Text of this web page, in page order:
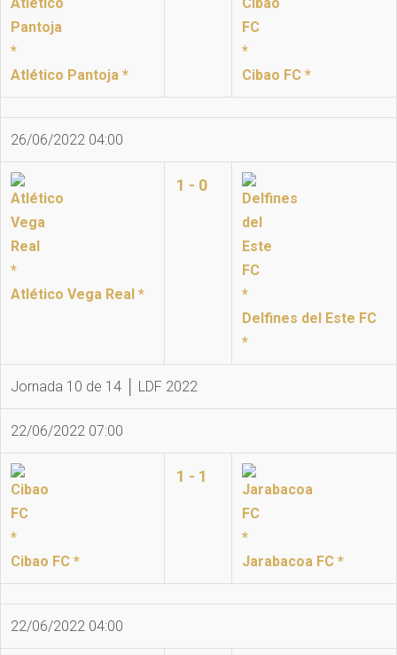
Atlético Pantoja * Cibao FC *
26/06/2022 04:00
Atlético Vega Real *
1 - 0
Delfines del Este FC
*
Jornada 10 de 14 │ LDF 2022
22/06/2022 07:00
Cibao FC *
1 - 1
Jarabacoa FC *
22/06/2022 04:00